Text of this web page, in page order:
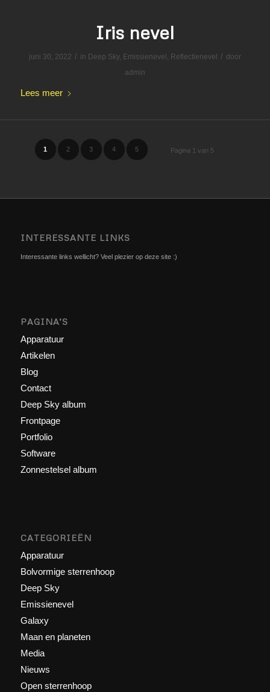
Iris nevel
juni 30, 2022 / in Deep Sky, Emissienevel , Reflectienevel / door
admin
Lees meer
Pagina 1 van 5
1 2 3 4 5
INTERESSANTE LINKS
Interessante links wellicht? Veel plezier op deze site :)
PAGINA’S
Apparatuur
Artikelen
Blog
Contact
Deep Sky album
Frontpage
Portfolio
Software
Zonnestelsel album
CATEGORIEËN
Apparatuur
Bolvormige sterrenhoop
Deep Sky
Emissienevel
Galaxy
Maan en planeten
Media
Nieuws
Open sterrenhoop